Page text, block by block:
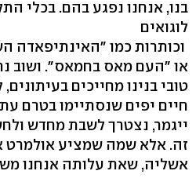
בנו, אנחנו נפגע בהם. בכלי
לוגואים
וכותרות כמו "האינתיפאדה
או "העם מאס בחמאס". ושוב
טובי בנינו מחייכים
חיים יפים שנסתיימו בטרם
ייגמר, נצטרך לשבת מחדש
זה. אלא שמה שמציע אולמרט
אשליה, שאת עלותה אנחנו